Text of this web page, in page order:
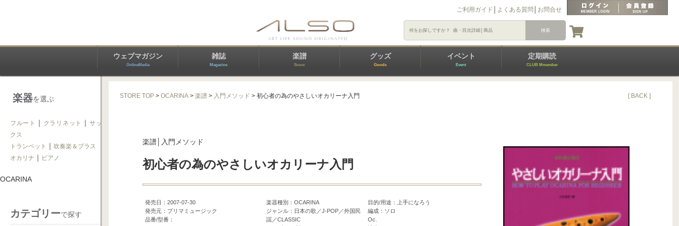
ご利用ガイド よくある質問 お問合せ
ウェブマガジン
OnlineMedia
雑誌
Magazine
楽譜
Score
グッズ
Goods
イベント
Event
定期購読
CLUB Mmember
楽器を選ぶ
フルート ｜ クラリネット ｜ サッ
クス
トランペット
｜ 吹奏楽＆ブラス
オカリナ ｜ ピアノ
OCARINA
カテゴリーで探す
STORE TOP >OCARINA >楽譜 > 入門メソッド > 初心者の為のやさしいオカリーナ入門 [ BACK ]
楽譜│入門メソッド
初心者の為のやさしいオカリーナ入門
発売日：2007-07-30
発売元：プリマミュージック
品番/型番：
楽器種別：OCARINA
ジャンル：日本の歌／J-POP／外国民
謡／CLASSIC
目的/用途：上手になろう
編成：ソロ
Oc.